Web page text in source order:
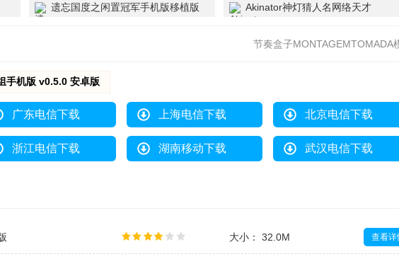
遗忘国度之闲置冠军手机版移植版
Akinator神灯猜人名网络天才
节奏盒子MONTAGEMTOMADA
手机版 v0.5.0 安卓版
广东电信下载 上海电信下载 北京电信下载
浙江电信下载 湖南移动下载 武汉电信下载
大小： 32.0M 查看详